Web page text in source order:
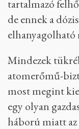
Bár Enerhodar
Orlov szerint
1986-os
történjen egy
zónaolvadás
itt
egyszerűen
súlyos baleset,